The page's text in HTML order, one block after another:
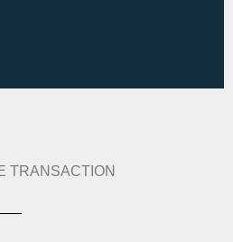
TRANSACTION